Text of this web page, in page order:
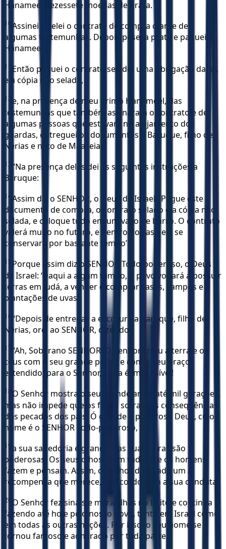
Hanameel dezessete moedas de prata.
10 Assinei e selei o contrato de compra diante de
algumas testemunhas. Depois pesei a prata e paguei a
Hanameel.
11
Então peguei o contrato selado, uma obrigação da lei,
e a cópia não selada,
12 e, na presença de meu primo Hanameel, das
testemunhas que também assinaram o contrato e de
algumas pessoas que estavam no alojamento dos
guardas, entreguei os documentos a Baruque, filho de
Nerias e neto de Maaseias.
13 “Na presença deles dei as seguintes instruções a
Baruque:
14 Assim diz o SENHOR, o Deus de Israel: ‘Pegue este
documento de compra, o contrato selado e a cópia não
selada, e coloque tudo em um vaso de barro. O contrato
valerá muito no futuro, e dentro do vaso ele se
conservará por bastante tempo’.
15 Porque assim diz o SENHOR Todo-poderoso, o Deus
de Israel: ‘Daqui a algum tempo, o povo voltará a possuir
terras em Judá, a vender e comprar casas, campos e
plantações de uvas’.
16 “Depois de entregar a escritura a Baruque, filho de
Nerias, orei ao SENHOR, dizendo:
17 “Ah, Soberano SENHOR! O Senhor criou a terra e os
céus com o seu grande poder e com o seu braço
estendido; para o Senhor, nada é impossível!
18 O Senhor mostra o seu grande amor até mil gerações,
mas não impede que os filhos sofram as consequências
dos pecados dos pais. Ó grande e poderoso Deus, cujo
nome é o SENHOR Todo-poderoso,
19 a sua sabedoria é grande e as suas obras são
poderosas. Os seus olhos veem tudo que os homens
fazem e pensam. Assim, o Senhor dá a cada um a
recompensa que merece, de acordo com a sua conduta.
20 O Senhor fez sinais e maravilhas no Egito e continua
fazendo até hoje pelo nosso povo, tanto em Israel como
em todas as outras nações. Por isso, o seu nome se
tornou famoso e admirado por toda parte.